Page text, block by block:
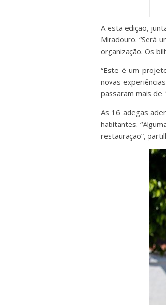
A esta edição,
Miradouro. “Será
organização. Os
“Este é um
novas
passaram mais de
As 16 adegas
habitantes.
restauração”,